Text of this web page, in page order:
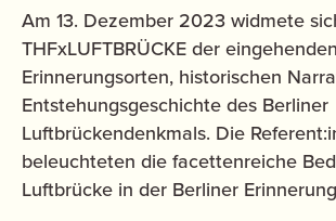
Am 13. Dezember 2023 widmete
THFxLUFTBRÜCKE der
Erinnerungsorten, historischen
Entstehungsgeschichte des Berliner
Luftbrückendenkmals. Die
beleuchteten die facettenreiche
Luftbrücke in der Berliner